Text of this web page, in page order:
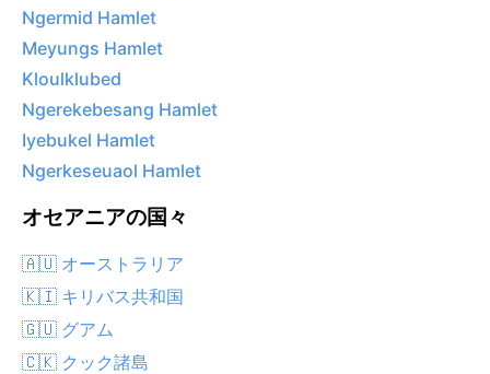
Ngermid Hamlet
Meyungs Hamlet
Kloulklubed
Ngerekebesang Hamlet
Iyebukel Hamlet
Ngerkeseuaol Hamlet
オセアニアの国々
🇦🇺 オーストラリア
🇰🇮 キリバス共和国
🇬🇺 グアム
🇨🇰 クック諸島